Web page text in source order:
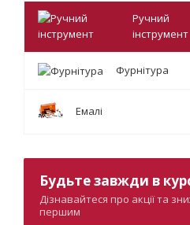
Ручний
інструмент
Фурнітура
Емалі
Будьте завжди в
Дізнавайтеся про акції та
першим